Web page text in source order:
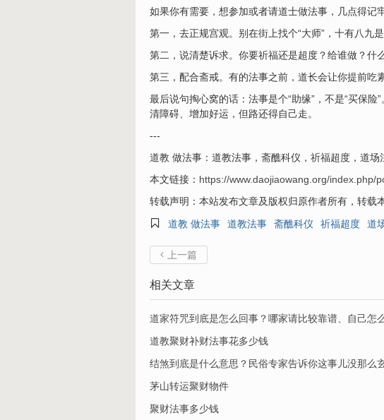
如果你有需要，想参加或者请道士做法事，几点得记
第一，去正规宫观。别在街上找个“大师”，十有八九
第二，说清楚诉求。你要祈福还是超度？给谁做？什
第三，配合斋戒。有的法事之前，道长会让你提前吃
最后说句掏心窝的话：法事是个“助缘”，不是“买保
清障碍、增加好运，但路还得自己走。
---
道教 做法事：道教法事，斋醮科仪，祈福超度，道场
本文链接： https://www.daojiaowang.org/index.php/
转载声明：本站发布文章及版权归原作者所有，转载

道教 做法事 道教法事 斋醮科仪 祈福超度 道
 上一篇
相关文章
道家符咒到底是怎么回事？哪家请比较靠谱、自己怎
道教聚财补财法事花多少钱
结煞到底是什么意思？民俗专家告诉你这事儿没那么
茅山转运聚财物件
聚财法事多少钱